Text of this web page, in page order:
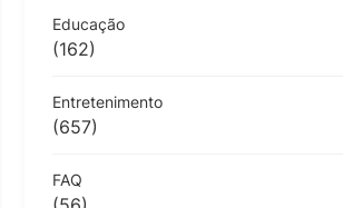
Educação
(162)
Entretenimento
(657)
FAQ